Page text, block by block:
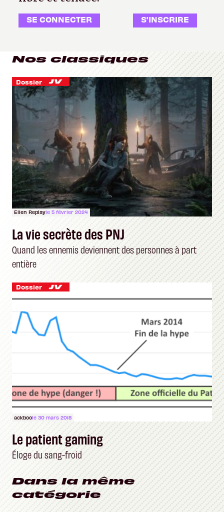
SE CONNECTER S'INSCRIRE
Nos classiques
Dossier
Ellen Replayle 5 février 2024
La vie secrète des PNJ
Quand les ennemis deviennent des personnes à part
entière
Dossier
ackboole 30 mars 2018
Le patient gaming
Éloge du sang-froid
Dans la même
catégorie